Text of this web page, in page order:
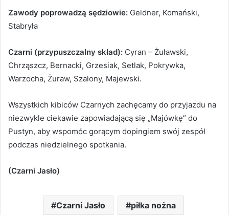
Zawody poprowadzą sędziowie: Geldner, Komański,
Stabryła
Czarni (przypuszczalny skład): Cyran – Żuławski,
Chrząszcz, Bernacki, Grzesiak, Setlak, Pokrywka,
Warzocha, Żuraw, Szalony, Majewski.
Wszystkich kibiców Czarnych zachęcamy do przyjazdu na
niezwykle ciekawie zapowiadającą się „Majówkę” do
Pustyn, aby wspomóc gorącym dopingiem swój zespół
podczas niedzielnego spotkania.
(Czarni Jasło)
Czarni Jasło piłka nożna